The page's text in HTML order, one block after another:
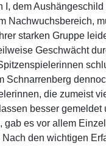
, dem Aushängeschild
Nachwuchsbereich,
starken Gruppe
Geschwächt
Schnarrenberg
die zumeist
besser gemeldet
gab es vor allem
den wichtigen